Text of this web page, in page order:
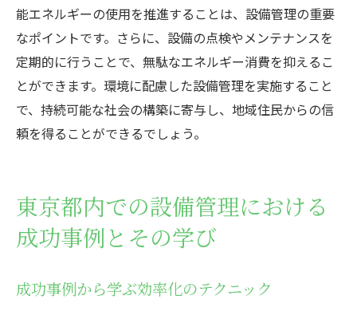
能エネルギーの使用を推進することは、設備管理の重要
なポイントです。さらに、設備の点検やメンテナンスを
定期的に行うことで、無駄なエネルギー消費を抑えるこ
とができます。環境に配慮した設備管理を実施すること
で、持続可能な社会の構築に寄与し、地域住民からの信
頼を得ることができるでしょう。
東京都内での設備管理における
成功事例とその学び
成功事例から学ぶ効率化のテクニック